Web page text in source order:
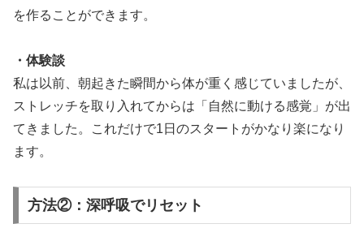
を作ることができます。
・体験談
私は以前、朝起きた瞬間から体が重く感じていましたが、
ストレッチを取り入れてからは「自然に動ける感覚」が出
てきました。これだけで1日のスタートがかなり楽になり
ます。
方法②：深呼吸でリセット